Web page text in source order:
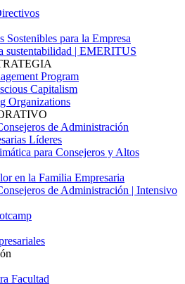
Sostenibles para la Empresa
sustentabilidad | EMERITUS
Program
Capitalism
Organizations
de Administración
Líderes
para Consejeros y Altos
en la Familia Empresaria
de Administración | Intensivo
Facultad